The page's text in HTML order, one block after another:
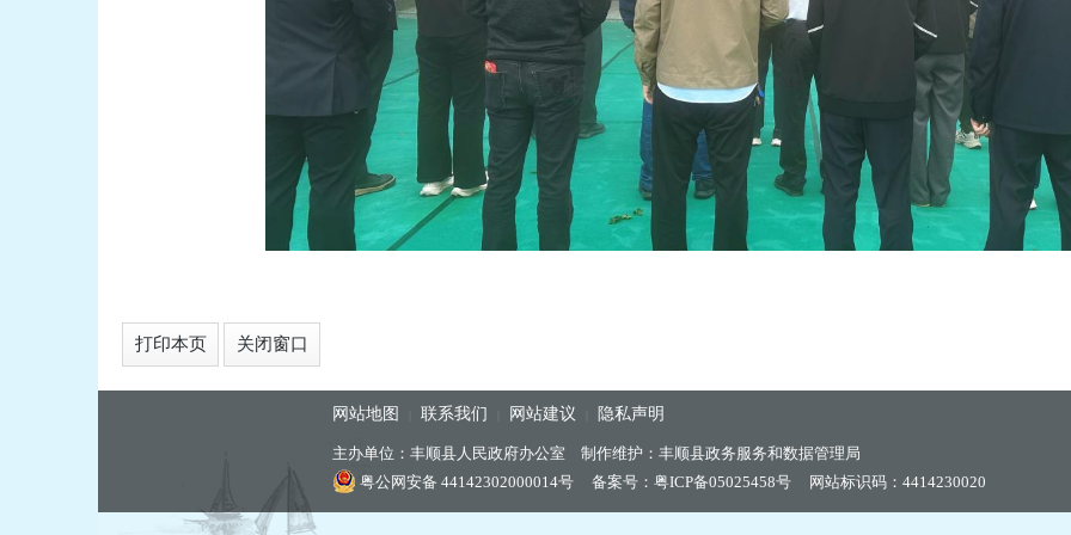
打印本页 关闭窗口
网站地图 联系我们 网站建议 隐私声明
主办单位：丰顺县人民政府办公室 制作维护：丰顺县政务服务和数据管理局
粤公网安备 44142302000014号
备案号：粤ICP备05025458号 网站标识码：4414230020